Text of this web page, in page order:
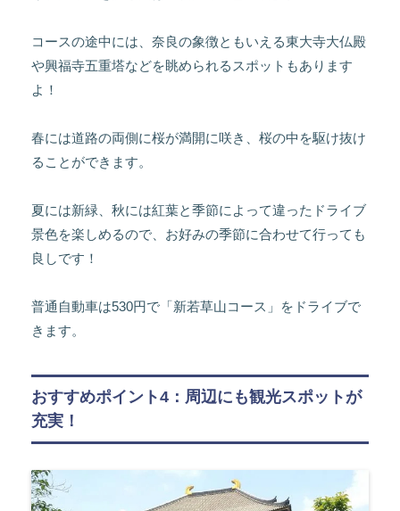
コースの途中には、奈良の象徴ともいえる東大寺大仏殿
や興福寺五重塔などを眺められるスポットもあります
よ！
春には道路の両側に桜が満開に咲き、桜の中を駆け抜け
ることができます。
夏には新緑、秋には紅葉と季節によって違ったドライブ
景色を楽しめるので、お好みの季節に合わせて行っても
良しです！
普通自動車は530円で「新若草山コース」をドライブで
きます。
おすすめポイント4：周辺にも観光スポットが
充実！